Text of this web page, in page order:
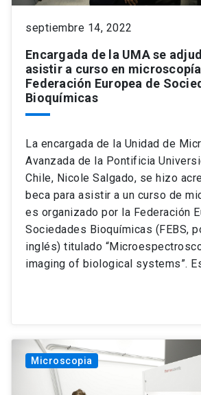
septiembre 14, 2022
Encargada de la UMA se
asistir a curso en
Federación Europea de
Bioquímicas
La encargada de la Unidad de
Avanzada de la Pontificia
Chile, Nicole Salgado, se hizo
beca para asistir a un curso de
es organizado por la Federación
Sociedades Bioquímicas (FEBS,
inglés) titulado
imaging of biological systems”.
Microscopia